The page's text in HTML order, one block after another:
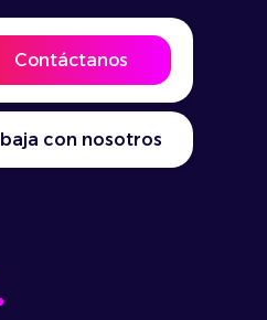
Contáctanos
con nosotros